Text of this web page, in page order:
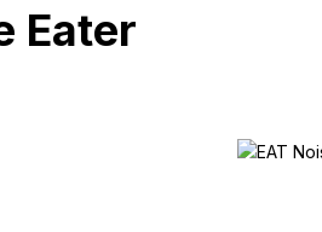
Eater